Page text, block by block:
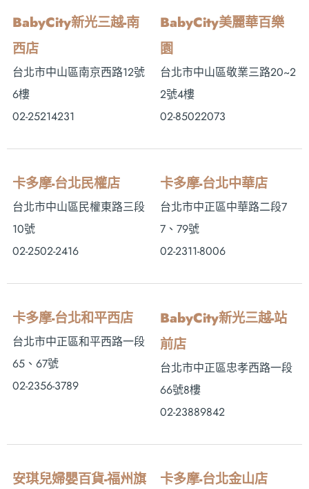
BabyCity新光三越-南
西店
台北市中山區南京西路12號
6樓
02-25214231
BabyCity美麗華百樂
園
台北市中山區敬業三路20~2
2號4樓
02-85022073
卡多摩-台北民權店
台北市中山區民權東路三段
10號
02-2502-2416
卡多摩-台北中華店
台北市中正區中華路二段7
7、79號
02-2311-8006
卡多摩-台北和平西店
台北市中正區和平西路一段
65、67號
02-2356-3789
BabyCity新光三越-站
前店
台北市中正區忠孝西路一段
66號8樓
02-23889842
安琪兒婦嬰百貨-福州旗
卡多摩-台北金山店